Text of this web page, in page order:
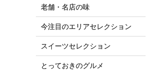
老舗・名店の味
今注目のエリアセレクション
スイーツセレクション
とっておきのグルメ